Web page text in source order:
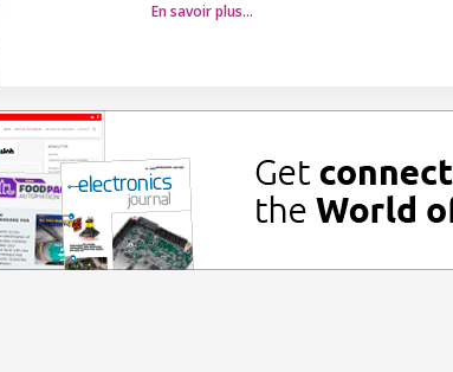
En savoir plus…